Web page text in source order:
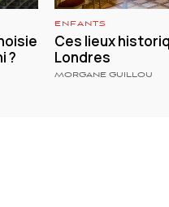
?
ENFANTS
Ces lieux
Londres
MORGANE GUILLOU